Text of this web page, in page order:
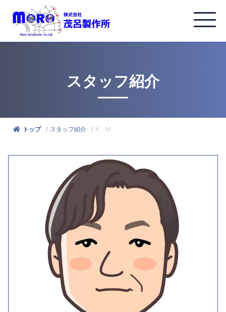
スタッフ紹介
トップ スタッフ紹介 K・M